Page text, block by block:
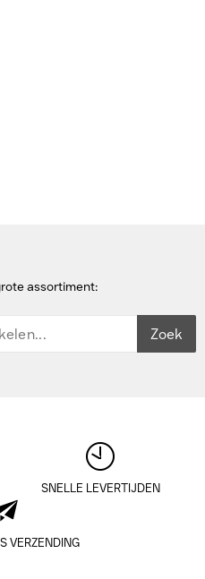
assortiment:
Zoek
SNELLE LEVERTIJDEN
VERZENDING